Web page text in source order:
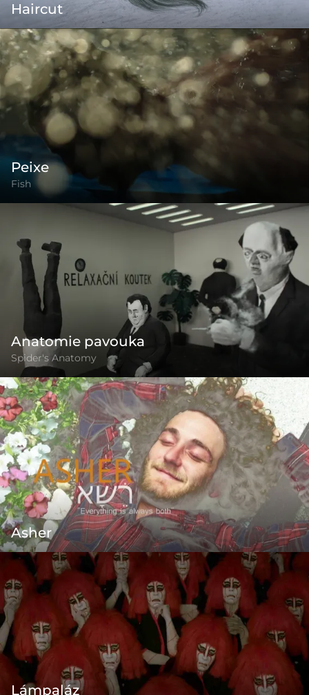
Haircut
Peixe
Fish
Anatomie pavouka
Spider's Anatomy
Asher
Lámpaláz